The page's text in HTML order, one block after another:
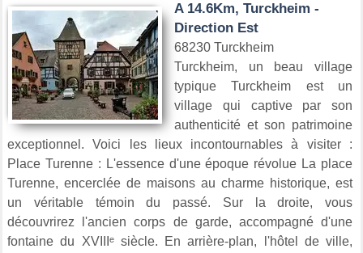
A 14.6Km, Turckheim -
Direction Est
68230 Turckheim
Turckheim, un beau village
typique Turckheim est un
village qui captive par son
authenticité et son patrimoine
exceptionnel. Voici les lieux incontournables à visiter :
Place Turenne : L'essence d'une époque révolue La place
Turenne, encerclée de maisons au charme historique, est
un véritable témoin du passé. Sur la droite, vous
découvrirez l'ancien corps de garde, accompagné d'une
fontaine du XVIIIᵉ siècle. En arrière-plan, l'hôtel de ville,